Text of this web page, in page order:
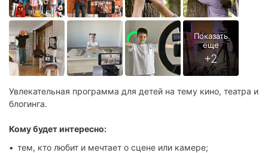
Увлекательная программа для детей на тему кино, театра и
блогинга.
Кому будет интересно:
тем, кто любит и мечтает о сцене или камере;